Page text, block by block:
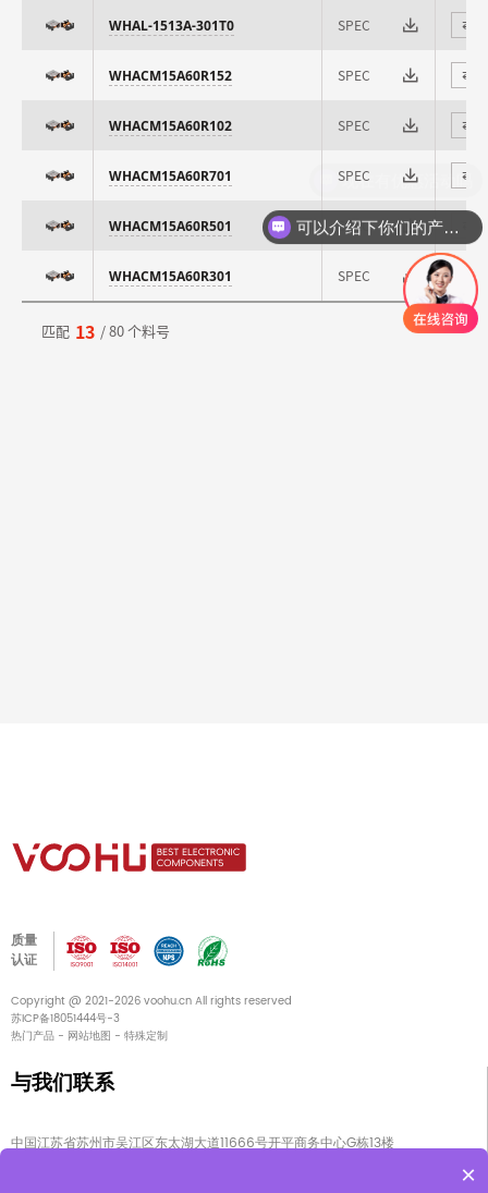
WHAL-1513A-301T0 SPEC ⇄
WHACM15A60R152 SPEC ⇄
WHACM15A60R102 SPEC ⇄
WHACM15A60R701 SPEC ⇄
WHACM15A60R501 SPEC
WHACM15A60R301 SPEC ⇄
匹配 13 / 80 个料号
质量
认证
Copyright @ 2021-2026 voohu.cn All rights reserved
苏ICP备18051444号-3
热门产品 - 网站地图 - 特殊定制
与我们联系
中国江苏省苏州市吴江区东太湖大道11666号开平商务中心G栋13楼
可以介绍下你们的产品么
现在有优惠活动吗
×